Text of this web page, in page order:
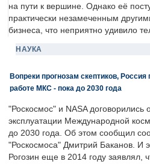
на пути к вершине. Однако её
практически незамеченным
бизнеса, что неприятно удивило
НАУКА
Вопреки прогнозам скептиков,
работе МКС - пока до 2030 года
"Роскосмос" и NASA договорились
эксплуатации Международной
до 2030 года. Об этом сообщил
"Роскосмоса" Дмитрий Баканов. И
Рогозин еще в 2014 году заявлял,